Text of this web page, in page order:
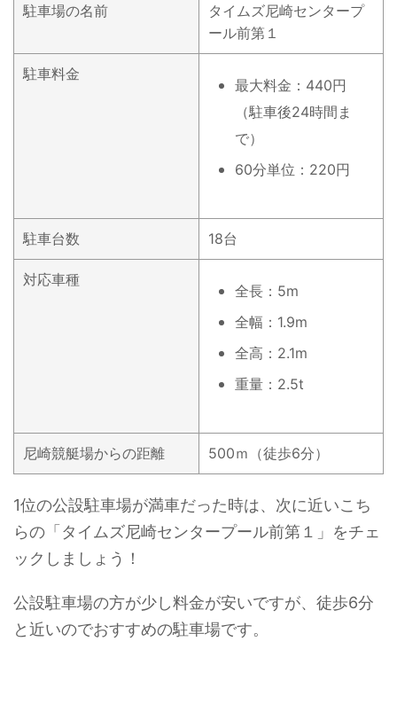
駐車場の名前
タイムズ尼崎センタープ
ール前第１
駐車料金
最大料金：440円
（駐車後24時間ま
で）
60分単位：220円
駐車台数 18台
対応車種
全長：5m
全幅：1.9m
全高：2.1m
重量：2.5t
尼崎競艇場からの距離 500ｍ（徒歩6分）
1位の公設駐車場が満車だった時は、次に近いこち
らの「タイムズ尼崎センタープール前第１」をチェ
ックしましょう！
公設駐車場の方が少し料金が安いですが、徒歩6分
と近いのでおすすめの駐車場です。